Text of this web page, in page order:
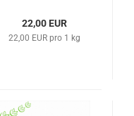
22,00 EUR
22,00 EUR pro 1 kg